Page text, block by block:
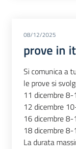
08/12/2025
prove in
Si comunica a
le prove si
11 dicembre
12 dicembre
16 dicembre
18 dicembre
La durata